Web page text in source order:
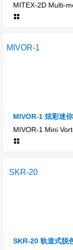
MITEX-2D Multi-
MIVOR-1
MIVOR-1 炫彩迷
MIVOR-1 Mini
SKR-20
SKR-20 轨道式脱